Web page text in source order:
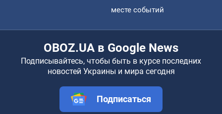
месте событий
OBOZ.UA в Google News
Подписывайтесь, чтобы быть в курсе последних
новостей Украины и мира сегодня
Подписаться